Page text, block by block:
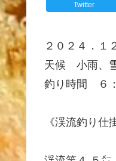
Twitter
２０２４．１
天候 小雨、
釣り時間 ６
《渓流釣り仕